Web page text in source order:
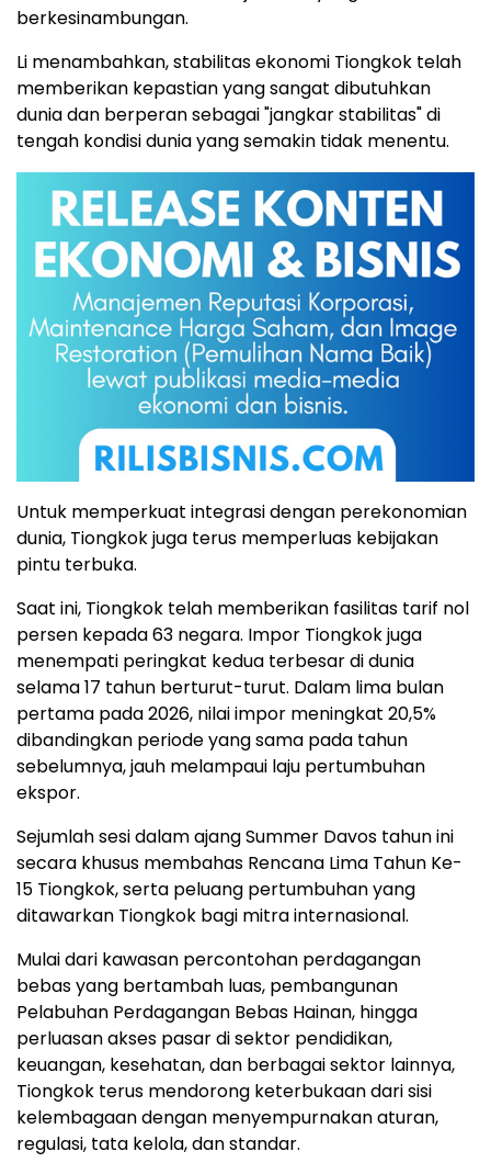
berkesinambungan.
Li menambahkan, stabilitas ekonomi Tiongkok telah
memberikan kepastian yang sangat dibutuhkan
dunia dan berperan sebagai "jangkar stabilitas" di
tengah kondisi dunia yang semakin tidak menentu.
Untuk memperkuat integrasi dengan perekonomian
dunia, Tiongkok juga terus memperluas kebijakan
pintu terbuka.
Saat ini, Tiongkok telah memberikan fasilitas tarif nol
persen kepada 63 negara. Impor Tiongkok juga
menempati peringkat kedua terbesar di dunia
selama 17 tahun berturut-turut. Dalam lima bulan
pertama pada 2026, nilai impor meningkat 20,5%
dibandingkan periode yang sama pada tahun
sebelumnya, jauh melampaui laju pertumbuhan
ekspor.
Sejumlah sesi dalam ajang Summer Davos tahun ini
secara khusus membahas Rencana Lima Tahun Ke-
15 Tiongkok, serta peluang pertumbuhan yang
ditawarkan Tiongkok bagi mitra internasional.
Mulai dari kawasan percontohan perdagangan
bebas yang bertambah luas, pembangunan
Pelabuhan Perdagangan Bebas Hainan, hingga
perluasan akses pasar di sektor pendidikan,
keuangan, kesehatan, dan berbagai sektor lainnya,
Tiongkok terus mendorong keterbukaan dari sisi
kelembagaan dengan menyempurnakan aturan,
regulasi, tata kelola, dan standar.